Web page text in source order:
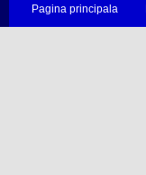
Pagina principala